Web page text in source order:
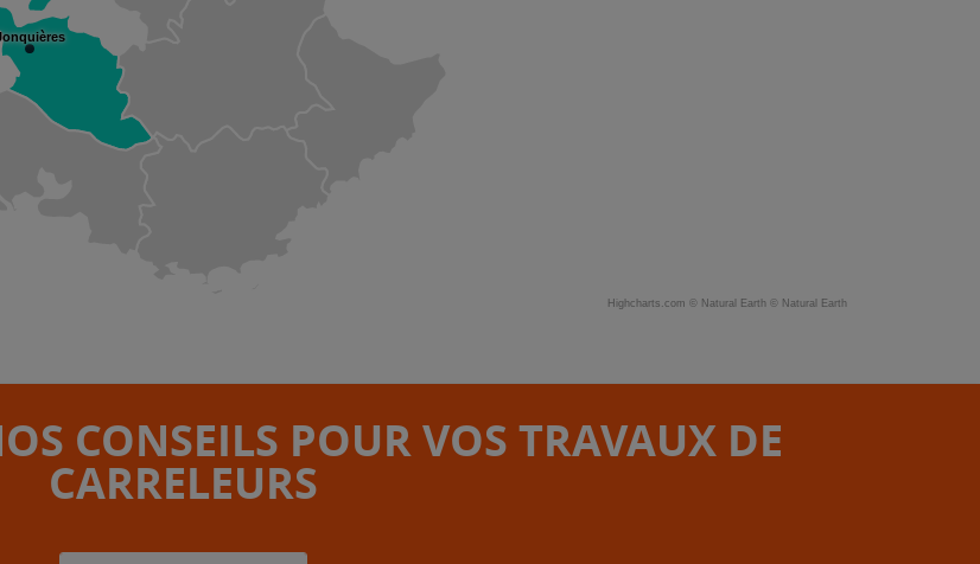
Highcharts.com © Natural Earth © Natural Earth
CONSEILS POUR VOS TRAVAUX DE
CARRELEURS